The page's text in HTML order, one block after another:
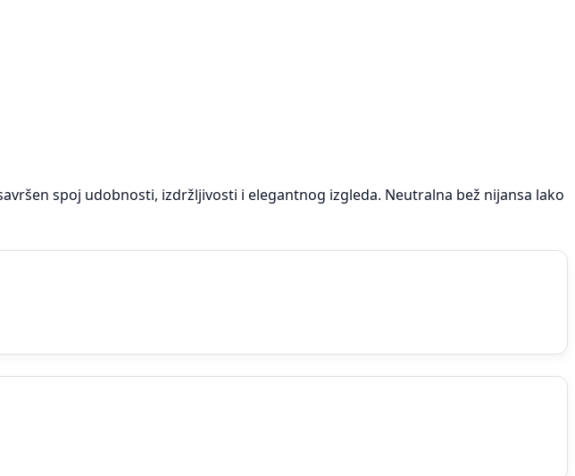
spoj udobnosti, izdržljivosti i elegantnog izgleda. Neutralna bež nijansa lako